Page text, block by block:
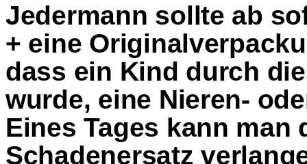
Jedermann sollte ab
+ eine
dass ein Kind durch
wurde, eine Nieren-
Eines Tages kann man
Schadenersatz